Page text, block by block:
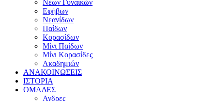
Νέων Γυναικών
Εφήβων
Νεανίδων
Παίδων
Κορασίδων
Μίνι Παίδων
Μίνι Κορασίδες
Ακαδημιών
ΑΝΑΚΟΙΝΩΣΕΙΣ
ΙΣΤΟΡΙΑ
ΟΜΑΔΕΣ
Ανδρες